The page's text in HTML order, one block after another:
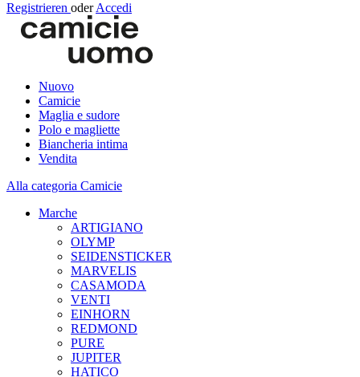
Registrieren oder Accedi
Nuovo
Camicie
Maglia e sudore
Polo e magliette
Biancheria intima
Vendita
Alla categoria Camicie
Marche
ARTIGIANO
OLYMP
SEIDENSTICKER
MARVELIS
CASAMODA
VENTI
EINHORN
REDMOND
PURE
JUPITER
HATICO